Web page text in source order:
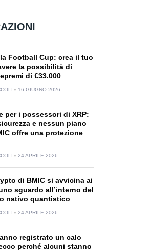
Football Cup: crea il tuo
la possibilità di
di €33.000
16 GIUGNO 2026
per i possessori di XRP:
e nessun piano
offre una protezione
24 APRILE 2026
di BMIC si avvicina ai
sguardo all’interno del
nativo quantistico
24 APRILE 2026
registrato un calo
perché alcuni stanno